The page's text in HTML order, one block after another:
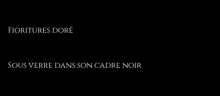
Fioritures doré
Sous verre dans son cadre noir